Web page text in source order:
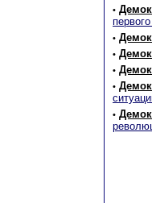
•
•
•
•
•
•